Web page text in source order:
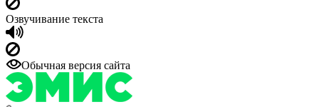
Озвучивание текста
Обычная версия сайта